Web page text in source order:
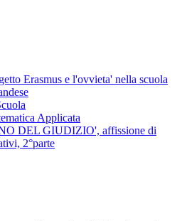
Erasmus e l'ovvieta' nella scuola
Applicata
DEL GIUDIZIO', affissione di
2°parte